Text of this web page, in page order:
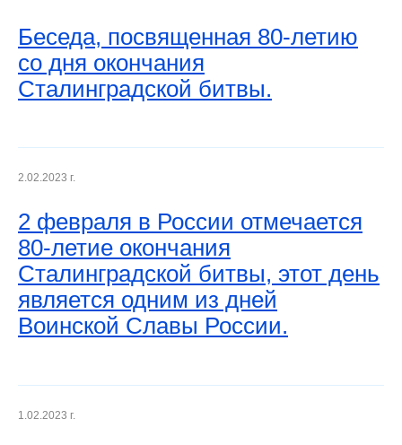
Беседа, посвященная 80-летию
со дня окончания
Сталинградской битвы.
2.02.2023 г.
2 февраля в России отмечается
80-летие окончания
Сталинградской битвы, этот день
является одним из дней
Воинской Славы России.
1.02.2023 г.